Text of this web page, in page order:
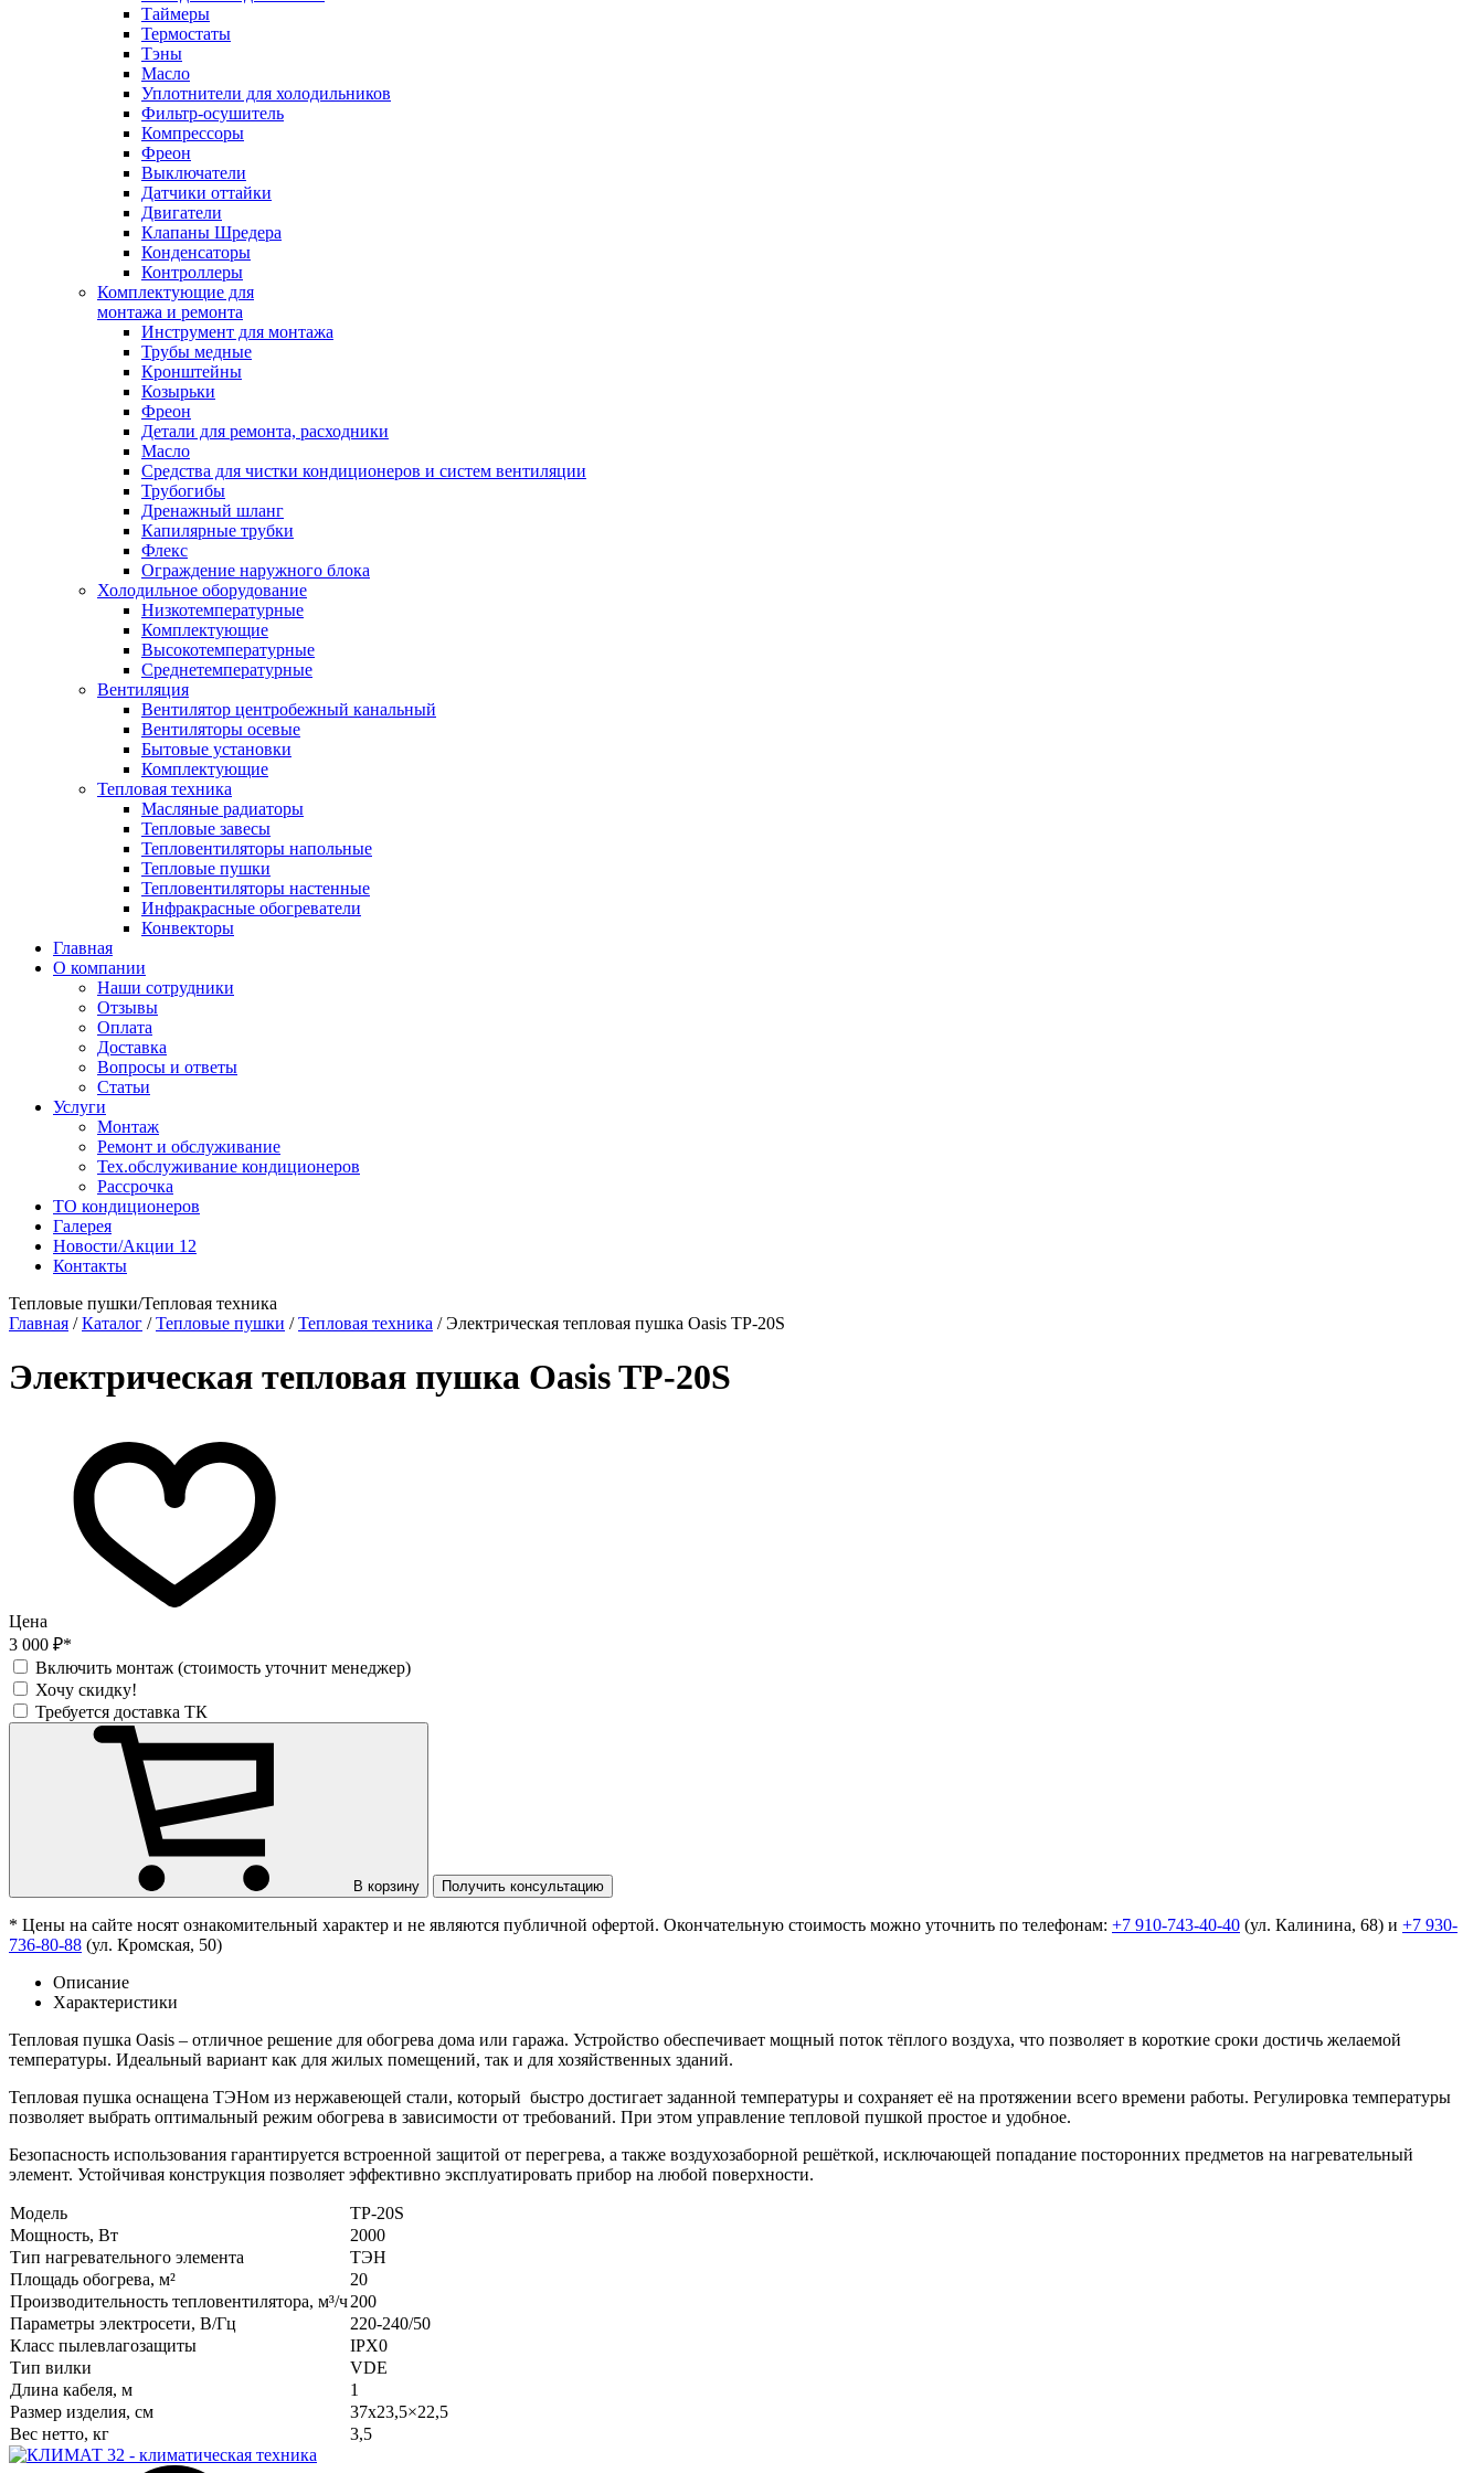
Таймеры
Термостаты
Тэны
Масло
Уплотнители для холодильников
Фильтр-осушитель
Компрессоры
Фреон
Выключатели
Датчики оттайки
Двигатели
Клапаны Шредера
Конденсаторы
Контроллеры
Комплектующие для
монтажа и ремонта
Инструмент для монтажа
Трубы медные
Кронштейны
Козырьки
Фреон
Детали для ремонта, расходники
Масло
Средства для чистки кондиционеров и систем вентиляции
Трубогибы
Дренажный шланг
Капилярные трубки
Флекс
Ограждение наружного блока
Холодильное оборудование
Низкотемпературные
Комплектующие
Высокотемпературные
Среднетемпературные
Вентиляция
Вентилятор центробежный канальный
Вентиляторы осевые
Бытовые установки
Комплектующие
Тепловая техника
Масляные радиаторы
Тепловые завесы
Тепловентиляторы напольные
Тепловые пушки
Тепловентиляторы настенные
Инфракрасные обогреватели
Конвекторы
Главная
О компании
Наши сотрудники
Отзывы
Оплата
Доставка
Вопросы и ответы
Статьи
Услуги
Монтаж
Ремонт и обслуживание
Тех.обслуживание кондиционеров
Рассрочка
ТО кондиционеров
Галерея
Новости/Акции 12
Контакты
Тепловые пушки/Тепловая техника
Главная /Каталог /Тепловые пушки /Тепловая техника /Электрическая тепловая пушка Oasis TP-20S
Электрическая тепловая пушка Oasis TP-20S
Цена
3 000 ₽*
Включить монтаж (стоимость уточнит менеджер)
Хочу скидку!
Требуется доставка ТК
В корзину Получить консультацию
* Цены на сайте носят ознакомительный характер и не являются публичной офертой. Окончательную стоимость можно уточнить по телефонам: +7 910-743-40-40 (ул. Калинина, 68) и +7 930-
736-80-88 (ул. Кромская, 50)
Описание
Характеристики
Тепловая пушка Oasis – отличное решение для обогрева дома или гаража. Устройство обеспечивает мощный поток тёплого воздуха, что позволяет в короткие сроки достичь желаемой
температуры. Идеальный вариант как для жилых помещений, так и для хозяйственных зданий.
Тепловая пушка оснащена ТЭНом из нержавеющей стали, который быстро достигает заданной температуры и сохраняет её на протяжении всего времени работы. Регулировка температуры
позволяет выбрать оптимальный режим обогрева в зависимости от требований. При этом управление тепловой пушкой простое и удобное.
Безопасность использования гарантируется встроенной защитой от перегрева, а также воздухозаборной решёткой, исключающей попадание посторонних предметов на нагревательный
элемент. Устойчивая конструкция позволяет эффективно эксплуатировать прибор на любой поверхности.
Модель
TP-20S
Мощность, Вт
2000
Тип нагревательного элемента
ТЭН
Площадь обогрева, м²
20
Производительность тепловентилятора, м³/ч200
Параметры электросети, В/Гц
220-240/50
Класс пылевлагозащиты
IPX0
Тип вилки
VDE
Длина кабеля, м
1
Размер изделия, см
37х23,5×22,5
Вес нетто, кг
3,5